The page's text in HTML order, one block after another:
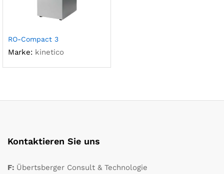
RO-Compact 3
Marke: kinetico
Kontaktieren Sie uns
F: Übertsberger Consult & Technologie